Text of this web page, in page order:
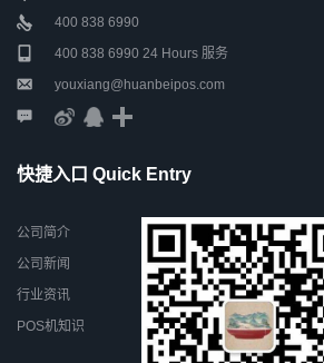
400 838 6990
400 838 6990 24 Hours 服务
youxiang@huanbeipos.com
快捷入口 Quick Entry
公司简介
公司新闻
行业资讯
POS机知识